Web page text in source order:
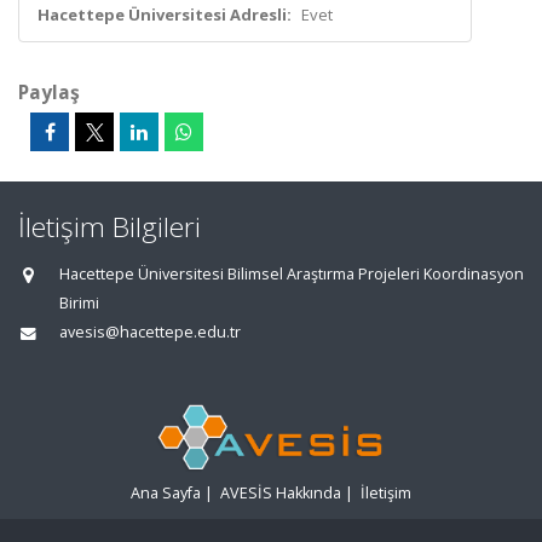
Hacettepe Üniversitesi Adresli: Evet
Paylaş
İletişim Bilgileri
Hacettepe Üniversitesi Bilimsel Araştırma Projeleri Koordinasyon
Birimi
avesis@hacettepe.edu.tr
Ana Sayfa | AVESİS Hakkında | İletişim